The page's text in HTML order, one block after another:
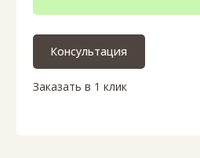
Консультация
Заказать в 1 клик